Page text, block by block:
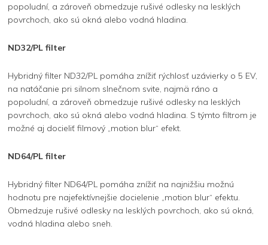
popoludní, a zároveň obmedzuje rušivé odlesky na lesklých
povrchoch, ako sú okná alebo vodná hladina.
ND32/PL filter
Hybridný filter ND32/PL pomáha znížiť rýchlosť uzávierky o 5 EV,
na natáčanie pri silnom slnečnom svite, najmä ráno a
popoludní, a zároveň obmedzuje rušivé odlesky na lesklých
povrchoch, ako sú okná alebo vodná hladina. S týmto filtrom je
možné aj docieliť filmový „motion blur“ efekt.
ND64/PL filter
Hybridný filter ND64/PL pomáha znížiť na najnižšiu možnú
hodnotu pre najefektívnejšie docielenie „motion blur“ efektu.
Obmedzuje rušivé odlesky na lesklých povrchoch, ako sú okná,
vodná hladina alebo sneh.